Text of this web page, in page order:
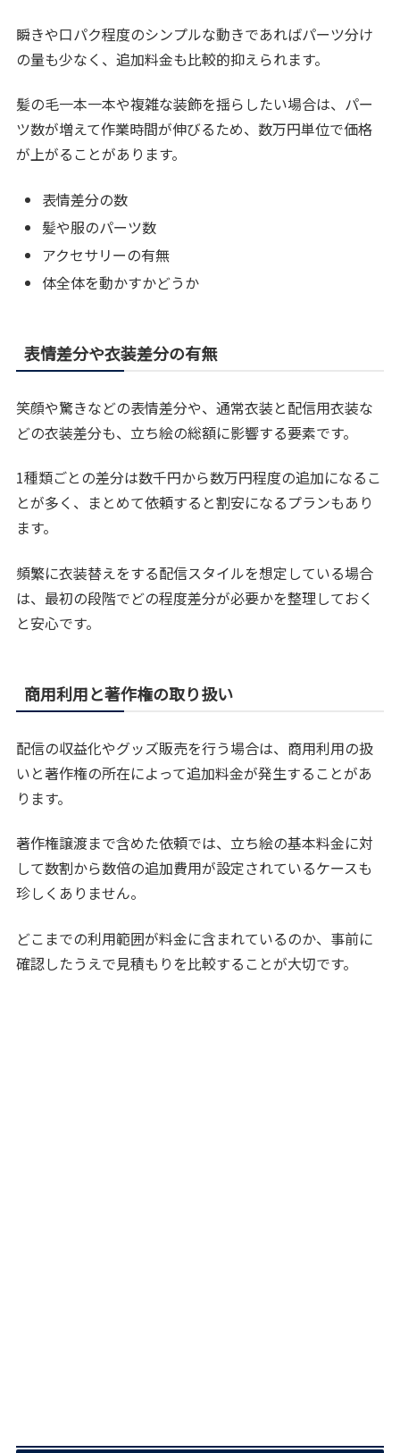
瞬きや口パク程度のシンプルな動きであればパーツ分け
の量も少なく、追加料金も比較的抑えられます。
髪の毛一本一本や複雑な装飾を揺らしたい場合は、パー
ツ数が増えて作業時間が伸びるため、数万円単位で価格
が上がることがあります。
表情差分の数
髪や服のパーツ数
アクセサリーの有無
体全体を動かすかどうか
表情差分や衣装差分の有無
笑顔や驚きなどの表情差分や、通常衣装と配信用衣装な
どの衣装差分も、立ち絵の総額に影響する要素です。
1種類ごとの差分は数千円から数万円程度の追加になるこ
とが多く、まとめて依頼すると割安になるプランもあり
ます。
頻繁に衣装替えをする配信スタイルを想定している場合
は、最初の段階でどの程度差分が必要かを整理しておく
と安心です。
商用利用と著作権の取り扱い
配信の収益化やグッズ販売を行う場合は、商用利用の扱
いと著作権の所在によって追加料金が発生することがあ
ります。
著作権譲渡まで含めた依頼では、立ち絵の基本料金に対
して数割から数倍の追加費用が設定されているケースも
珍しくありません。
どこまでの利用範囲が料金に含まれているのか、事前に
確認したうえで見積もりを比較することが大切です。